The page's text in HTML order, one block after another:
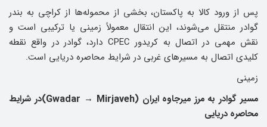
پس از ورود کالا به پاکستان، بخشی از محموله‌ها از کراچی به بندر
گوادر منتقل می‌شوند، این انتقال معمولاً زمینی یا ترکیبی است و
نقش مهمی در اتصال به کریدور CPEC دارد، گوادر در واقع نقطه
کلیدی اتصال به مسیرهای غربی در شرایط محاصره دریایی است.
زمینی
مسیر گوادر به مرز میرجاوه ایران (Gwadar → Mirjaveh)در شرایط
محاصره دریایی